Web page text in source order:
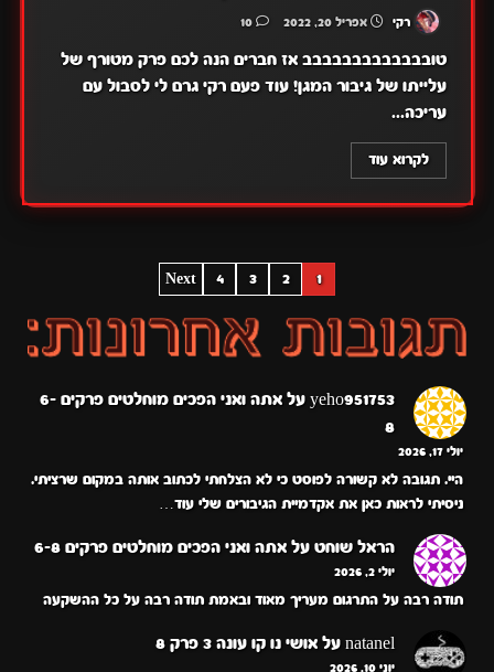
רקי אפריל 20, 2022 10
טובבבבבבבבבבבבב אז חברים הנה לכם פרק מטורף של
עלייתו של גיבור המגן! עוד פעם רקי גרם לי לסבול עם
עריכה...
לקרוא עוד
POSTS
PAGINATION
1
2
3
4
Next
yeho951753 על
אתה ואני הפכים מוחלטים פרקים 6-
8
יולי 17, 2026
היי. תגובה לא קשורה לפוסט כי לא הצלחתי לכתוב אותה במקום שרציתי.
ניסיתי לראות כאן את אקדמיית הגיבורים שלי עוד…
הראל שוחט על אתה ואני הפכים מוחלטים פרקים 6-8
יולי 2, 2026
תודה רבה על התרגום מעריך מאוד ובאמת תודה רבה על כל ההשקעה
natanel על אושי נו קו עונה 3 פרק 8
יוני 10, 2026